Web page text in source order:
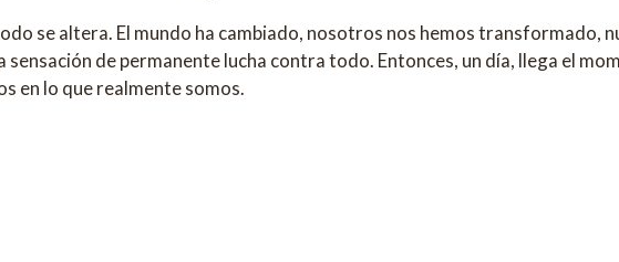
se altera. El mundo ha cambiado, nosotros nos hemos transformado,
sensación de permanente lucha contra todo. Entonces, un día, llega el
en lo que realmente somos.